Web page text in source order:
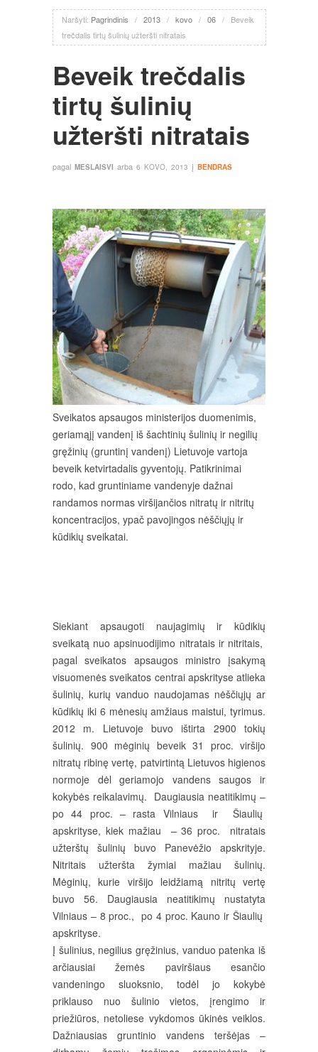
Naršyti: Pagrindinis / 2013 / kovo / 06 /
Beveik
trečdalis tirtų šulinių užteršti nitratais
Beveik trečdalis
tirtų šulinių
užteršti nitratais
pagal MESLAISVI arba 6 KOVO, 2013 į BENDRAS
Sveikatos apsaugos ministerijos duomenimis,
geriamąjį vandenį iš šachtinių šulinių ir negilių
gręžinių (gruntinį vandenį) Lietuvoje vartoja
beveik ketvirtadalis gyventojų. Patikrinimai
rodo, kad gruntiniame vandenyje dažnai
randamos normas viršijančios nitratų ir nitritų
koncentracijos, ypač pavojingos nėščiųjų ir
kūdikių sveikatai.
Siekiant apsaugoti naujagimių ir kūdikių
sveikatą nuo apsinuodijimo nitratais ir nitritais,
pagal sveikatos apsaugos ministro įsakymą
visuomenės sveikatos centrai apskrityse atlieka
šulinių, kurių vanduo naudojamas nėščiųjų ar
kūdikių iki 6 mėnesių amžiaus maistui, tyrimus.
2012 m. Lietuvoje buvo ištirta 2900 tokių
šulinių. 900 mėginių beveik 31 proc. viršijo
nitratų ribinę vertę, patvirtintą Lietuvos higienos
normoje dėl geriamojo vandens saugos ir
kokybės reikalavimų. Daugiausia neatitikimų –
po 44 proc. – rasta Vilniaus ir Šiaulių
apskrityse, kiek mažiau – 36 proc. nitratais
užterštų šulinių buvo Panevėžio apskrityje.
Nitritais užteršta žymiai mažiau šulinių.
Mėginių, kurie viršijo leidžiamą nitritų vertę
buvo 56. Daugiausia neatitikimų nustatyta
Vilniaus – 8 proc., po 4 proc. Kauno ir Šiaulių
apskrityse.
Į šulinius, negilius gręžinius, vanduo patenka iš
arčiausiai žemės paviršiaus esančio
vandeningo sluoksnio, todėl jo kokybė
priklauso nuo šulinio vietos, įrengimo ir
priežiūros, netoliese vykdomos ūkinės veiklos.
Dažniausias gruntinio vandens teršėjas –